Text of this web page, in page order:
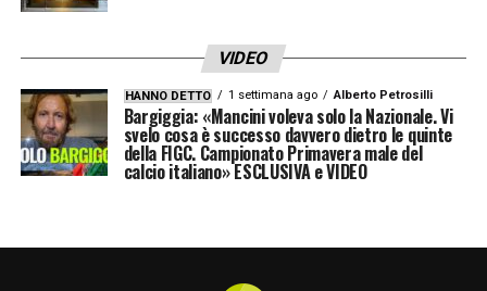
lavorare in contesti di altissimo livello come
PSG, Bayern Monaco, Real Madrid, Napoli ed
Everton, sempre al fianco del padre.
Davide Ancelotti ha appena concluso la sua
prima esperienza da capo allenatore al
brasiliano al sesto posto e conquistando
VIDEO
HANNO DETTO 1 settimana ago Alberto Petrosilli
Bargiggia: «Mancini voleva solo la Nazionale. Vi
svelo cosa è successo davvero dietro le quinte
della FIGC. Campionato Primavera male del
calcio italiano» ESCLUSIVA e VIDEO